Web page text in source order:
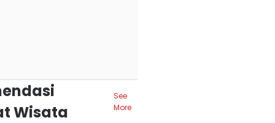
Wisata
See
More